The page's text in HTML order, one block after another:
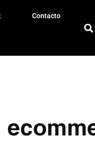
Contacto